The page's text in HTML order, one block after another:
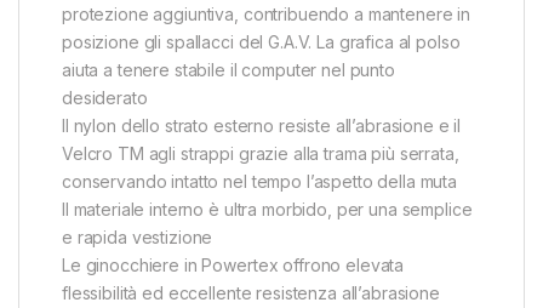
protezione aggiuntiva, contribuendo a mantenere in
posizione gli spallacci del G.A.V. La grafica al polso
aiuta a tenere stabile il computer nel punto
desiderato
Il nylon dello strato esterno resiste all’abrasione e il
Velcro TM agli strappi grazie alla trama più serrata,
conservando intatto nel tempo l’aspetto della muta
Il materiale interno è ultra morbido, per una semplice
e rapida vestizione
Le ginocchiere in Powertex offrono elevata
flessibilità ed eccellente resistenza all’abrasione